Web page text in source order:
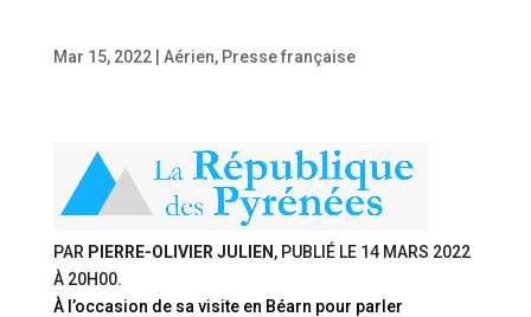
Mar 15, 2022| Aérien, Presse française
PAR PIERRE-OLIVIER JULIEN , PUBLIÉ LE 14 MARS 2022
À 20H00.
À l’occasion de sa visite en Béarn pour parler